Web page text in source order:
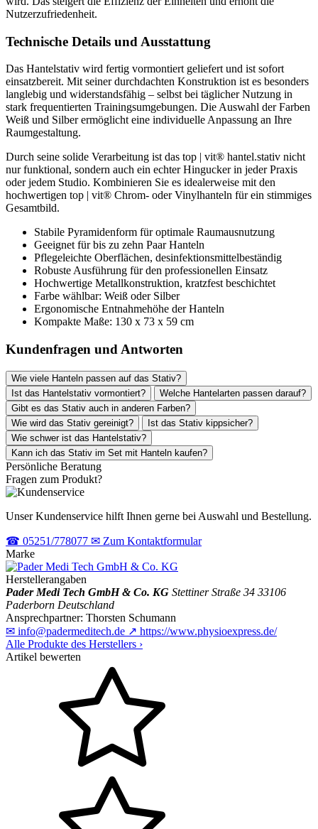
Nutzerzufriedenheit.
Technische Details und Ausstattung
Das Hantelstativ wird fertig vormontiert geliefert und ist sofort
einsatzbereit. Mit seiner durchdachten Konstruktion ist es besonders
langlebig und widerstandsfähig – selbst bei täglicher Nutzung in
stark frequentierten Trainingsumgebungen. Die Auswahl der Farben
Weiß und Silber ermöglicht eine individuelle Anpassung an Ihre
Raumgestaltung.
Durch seine solide Verarbeitung ist das top | vit® hantel.stativ nicht
nur funktional, sondern auch ein echter Hingucker in jeder Praxis
oder jedem Studio. Kombinieren Sie es idealerweise mit den
hochwertigen top | vit® Chrom- oder Vinylhanteln für ein stimmiges
Gesamtbild.
Stabile Pyramidenform für optimale Raumausnutzung
Geeignet für bis zu zehn Paar Hanteln
Pflegeleichte Oberflächen, desinfektionsmittelbeständig
Robuste Ausführung für den professionellen Einsatz
Hochwertige Metallkonstruktion, kratzfest beschichtet
Farbe wählbar: Weiß oder Silber
Ergonomische Entnahmehöhe der Hanteln
Kompakte Maße: 130 x 73 x 59 cm
Kundenfragen und Antworten
Wie viele Hanteln passen auf das Stativ?
Ist das Hantelstativ vormontiert?
Welche Hantelarten passen darauf?
Gibt es das Stativ auch in anderen Farben?
Wie wird das Stativ gereinigt?
Ist das Stativ kippsicher?
Wie schwer ist das Hantelstativ?
Kann ich das Stativ im Set mit Hanteln kaufen?
Persönliche Beratung
Fragen zum Produkt?
Unser Kundenservice hilft Ihnen gerne bei Auswahl und Bestellung.
☎ 05251/778077 ✉ Zum Kontaktformular
Marke
Herstellerangaben
Pader Medi Tech GmbH & Co. KG Stettiner Straße 34 33106
Paderborn Deutschland
Ansprechpartner: Thorsten Schumann
✉ info@padermeditech.de ↗ https://www.physioexpress.de/
Alle Produkte des Herstellers ›
Artikel bewerten